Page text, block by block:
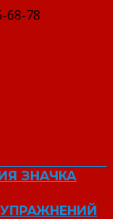
68-78
ЗНАЧКА